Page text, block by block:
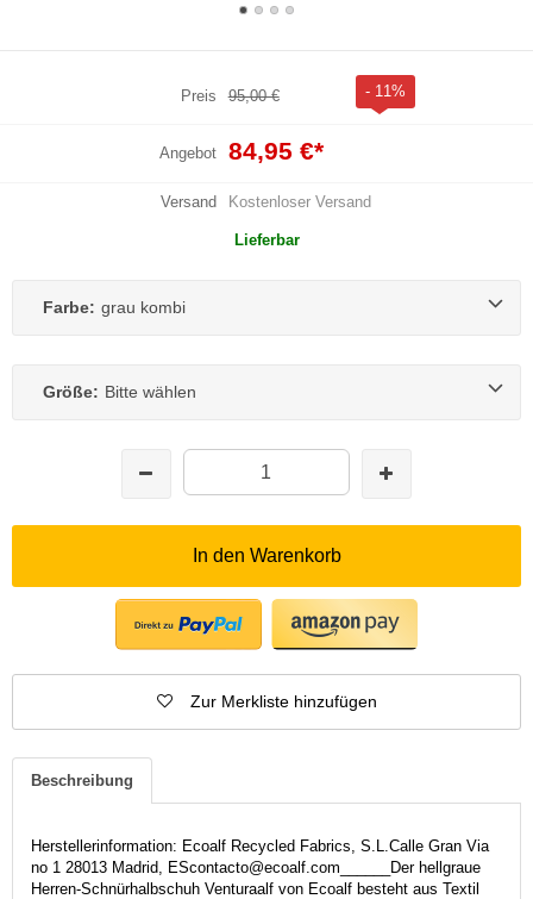
Preis 95,00 € - 11%
Angebot 84,95 €*
Versand Kostenloser Versand
Lieferbar
Farbe: grau kombi
Größe: Bitte wählen
In den Warenkorb
Zur Merkliste hinzufügen
Beschreibung
Herstellerinformation: Ecoalf Recycled Fabrics, S.L.Calle Gran Via
no 1 28013 Madrid, EScontacto@ecoalf.com______Der hellgraue
Herren-Schnürhalbschuh Venturaalf von Ecoalf besteht aus Textil